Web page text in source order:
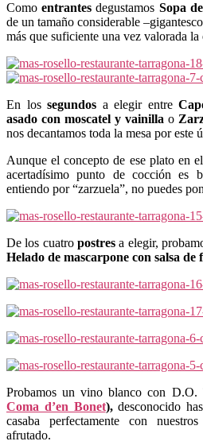
Comoentrantes degustamos Sopa
de un tamaño considerable
más que suficiente una vez valorada
En los segundos a elegir entre
asado con moscatel y vainilla o
nos decantamos toda la mesa por este
Aunque el concepto de ese plato en
acertadísimo punto de cocción es
entiendo por “zarzuela”, no puedes
De los cuatro postres a elegir,
Helado de mascarpone con salsa de
Probamos un vino blanco con D.O.
Coma d’en Bonet),desconocido
casaba perfectamente con
afrutado.